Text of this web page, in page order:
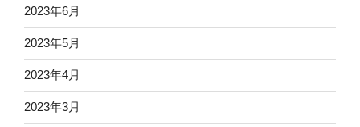
2023年6月
2023年5月
2023年4月
2023年3月